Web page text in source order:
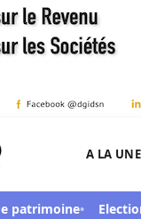
d'information et
A LA UNE
Elections